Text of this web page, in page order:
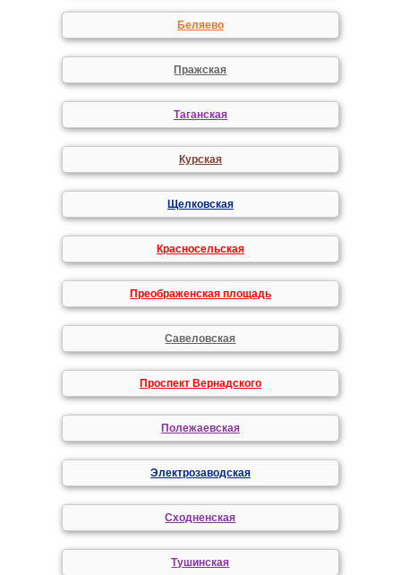
Беляево
Пражская
Таганская
Курская
Щелковская
Красносельская
Преображенская площадь
Савеловская
Проспект Вернадского
Полежаевская
Электрозаводская
Сходненская
Тушинская